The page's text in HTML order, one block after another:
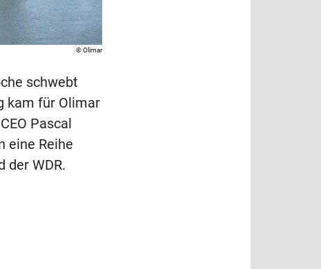
Olimar
schwebt
kam für Olimar
Pascal
eine Reihe
der WDR.